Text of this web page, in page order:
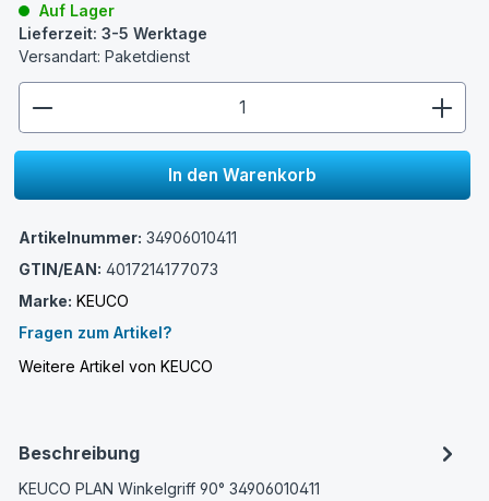
Auf Lager
Lieferzeit: 3-5 Werktage
Versandart: Paketdienst
In den Warenkorb
Artikelnummer: 34906010411
GTIN/EAN: 4017214177073
Marke: KEUCO
Fragen zum Artikel?
Weitere Artikel von KEUCO
Beschreibung
KEUCO PLAN Winkelgriff 90° 34906010411